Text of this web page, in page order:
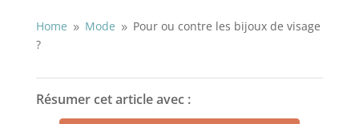
Home 9 Mode 9 Pour ou contre les bijoux de visage
?
Résumer cet article avec :